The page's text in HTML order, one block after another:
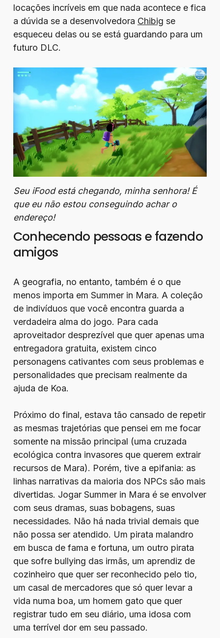
locações incríveis em que nada acontece e fica
a dúvida se a desenvolvedora Chibig se
esqueceu delas ou se está guardando para um
futuro DLC.
Seu iFood está chegando, minha senhora! É
que eu não estou conseguindo achar o
endereço!
Conhecendo pessoas e fazendo
amigos
A geografia, no entanto, também é o que
menos importa em Summer in Mara. A coleção
de indivíduos que você encontra guarda a
verdadeira alma do jogo. Para cada
aproveitador desprezível que quer apenas uma
entregadora gratuita, existem cinco
personagens cativantes com seus problemas e
personalidades que precisam realmente da
ajuda de Koa.
Próximo do final, estava tão cansado de repetir
as mesmas trajetórias que pensei em me focar
somente na missão principal (uma cruzada
ecológica contra invasores que querem extrair
recursos de Mara). Porém, tive a epifania: as
linhas narrativas da maioria dos NPCs são mais
divertidas. Jogar Summer in Mara é se envolver
com seus dramas, suas bobagens, suas
necessidades. Não há nada trivial demais que
não possa ser atendido. Um pirata malandro
em busca de fama e fortuna, um outro pirata
que sofre bullying das irmãs, um aprendiz de
cozinheiro que quer ser reconhecido pelo tio,
um casal de mercadores que só quer levar a
vida numa boa, um homem gato que quer
registrar tudo em seu diário, uma idosa com
uma terrível dor em seu passado.